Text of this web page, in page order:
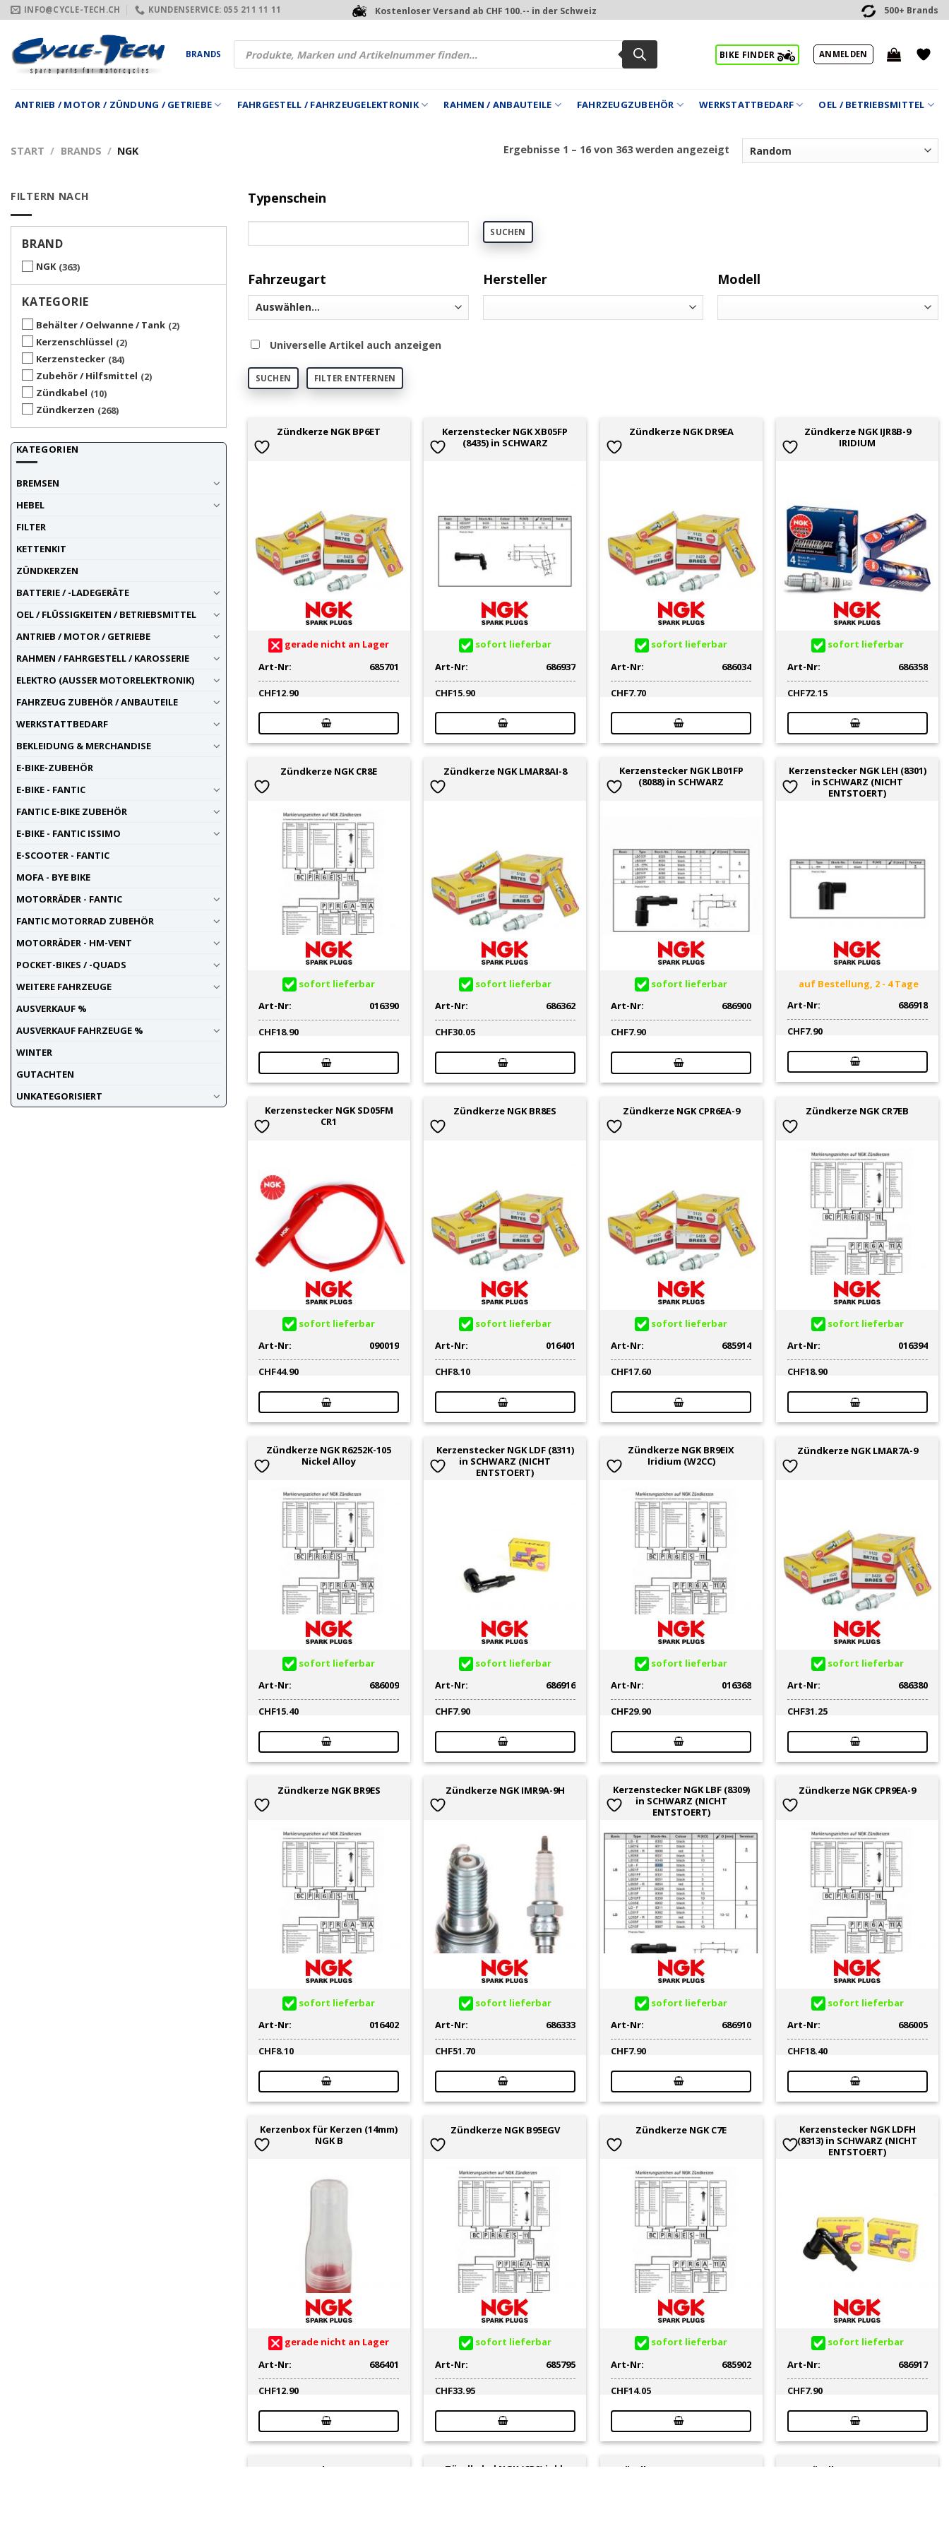
Zum
Inhalt
springen
INFO@CYCLE-TECH.CH KUNDENSERVICE: 055 211 11 11 Kostenloser Versand ab CHF 100.-- in der Schweiz 500+ Brands
BRANDS
Products
search
BIKE FINDER ANMELDEN
ANTRIEB / MOTOR / ZÜNDUNG / GETRIEBE FAHRGESTELL / FAHRZEUGELEKTRONIK RAHMEN / ANBAUTEILE FAHRZEUGZUBEHÖR WERKSTATTBEDARF OEL / BETRIEBSMITTEL
START / BRANDS / NGK Ergebnisse 1 – 16 von 363 werden angezeigt
FILTERN NACH
BRAND
NGK 363
KATEGORIE
Behälter / Oelwanne / Tank 2
Kerzenschlüssel
2
Kerzenstecker 84
Zubehör / Hilfsmittel
2
Zündkabel 10
Zündkerzen
268
KATEGORIEN
BREMSEN
HEBEL
FILTER
KETTENKIT
ZÜNDKERZEN
BATTERIE / -LADEGERÄTE
OEL / FLÜSSIGKEITEN / BETRIEBSMITTEL
ANTRIEB / MOTOR / GETRIEBE
RAHMEN / FAHRGESTELL / KAROSSERIE
ELEKTRO (AUSSER MOTORELEKTRONIK)
FAHRZEUG ZUBEHÖR / ANBAUTEILE
WERKSTATTBEDARF
BEKLEIDUNG & MERCHANDISE
E-BIKE-ZUBEHÖR
E-BIKE - FANTIC
FANTIC E-BIKE ZUBEHÖR
E-BIKE - FANTIC ISSIMO
E-SCOOTER - FANTIC
MOFA - BYE BIKE
MOTORRÄDER - FANTIC
FANTIC MOTORRAD ZUBEHÖR
MOTORRÄDER - HM-VENT
POCKET-BIKES / -QUADS
WEITERE FAHRZEUGE
AUSVERKAUF %
AUSVERKAUF FAHRZEUGE %
WINTER
GUTACHTEN
UNKATEGORISIERT
Typenschein
SUCHEN
Fahrzeugart Hersteller Modell
Universelle Artikel auch anzeigen
SUCHEN FILTER ENTFERNEN
Zündkerze NGK BP6ET
gerade nicht an Lager
Art-Nr:
685701
CHF12.90
Kerzenstecker NGK XB05FP
(8435) in SCHWARZ
sofort lieferbar
Art-Nr:
686937
CHF15.90
Zündkerze NGK DR9EA
sofort lieferbar
Art-Nr:
686034
CHF7.70
Zündkerze NGK IJR8B-9
IRIDIUM
sofort lieferbar
Art-Nr:
686358
CHF72.15
Zündkerze NGK CR8E
sofort lieferbar
Art-Nr:
016390
CHF18.90
Zündkerze NGK LMAR8AI-8
sofort lieferbar
Art-Nr:
686362
CHF30.05
Kerzenstecker NGK LB01FP
(8088) in SCHWARZ
sofort lieferbar
Art-Nr:
686900
CHF7.90
Kerzenstecker NGK LEH (8301)
in SCHWARZ (NICHT
ENTSTOERT)
auf Bestellung, 2 - 4 Tage
Art-Nr:
686918
CHF7.90
Kerzenstecker NGK SD05FM
CR1
sofort lieferbar
Art-Nr:
090019
CHF44.90
Zündkerze NGK BR8ES
sofort lieferbar
Art-Nr:
016401
CHF8.10
Zündkerze NGK CPR6EA-9
sofort lieferbar
Art-Nr:
685914
CHF17.60
Zündkerze NGK CR7EB
sofort lieferbar
Art-Nr:
016394
CHF18.90
Zündkerze NGK R6252K-105
Nickel Alloy
sofort lieferbar
Art-Nr:
686009
CHF15.40
Kerzenstecker NGK LDF (8311)
in SCHWARZ (NICHT
ENTSTOERT)
sofort lieferbar
Art-Nr:
686916
CHF7.90
Zündkerze NGK BR9EIX
Iridium (W2CC)
sofort lieferbar
Art-Nr:
016368
CHF29.90
Zündkerze NGK LMAR7A-9
sofort lieferbar
Art-Nr:
686380
CHF31.25
Zündkerze NGK BR9ES
sofort lieferbar
Art-Nr:
016402
CHF8.10
Zündkerze NGK IMR9A-9H
sofort lieferbar
Art-Nr:
686333
CHF51.70
Kerzenstecker NGK LBF (8309)
in SCHWARZ (NICHT
ENTSTOERT)
sofort lieferbar
Art-Nr:
686910
CHF7.90
Zündkerze NGK CPR9EA-9
sofort lieferbar
Art-Nr:
686005
CHF18.40
Kerzenbox für Kerzen (14mm)
NGK B
gerade nicht an Lager
Art-Nr:
686401
CHF12.90
Zündkerze NGK B95EGV
sofort lieferbar
Art-Nr:
685795
CHF33.95
Zündkerze NGK C7E
sofort lieferbar
Art-Nr:
685902
CHF14.05
Kerzenstecker NGK LDFH
(8313) in SCHWARZ (NICHT
ENTSTOERT)
sofort lieferbar
Art-Nr:
686917
CHF7.90
Kerzenstecker NGK SB05E
Zündkabel NGK (CR2) inkl.
Zündkerze NGK D6EA (7512) Zündkerze NGK CR8EB